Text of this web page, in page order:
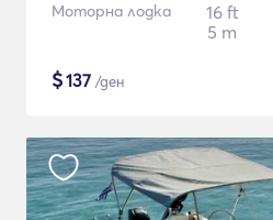
Моторна лодка
16 ft
5 m
$137 /ден